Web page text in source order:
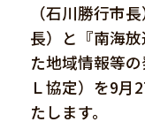
（石川勝行市
長）と『南海
た地域情報等
Ｌ協定）を9月
たします。